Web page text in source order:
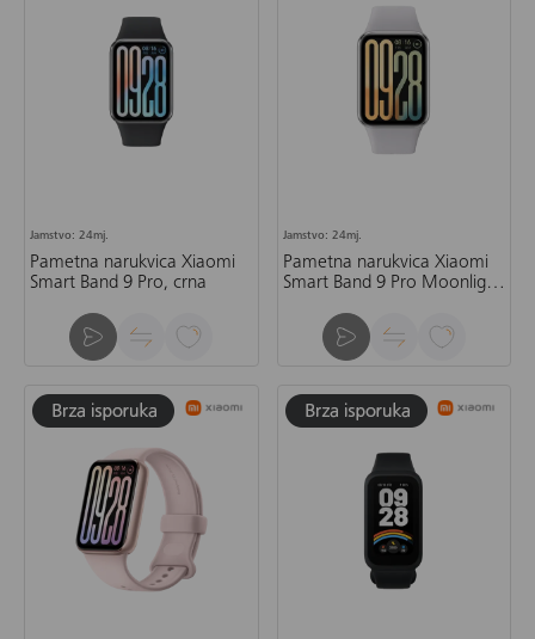
Jamstvo: 24mj.
Pametna narukvica Xiaomi
Smart Band 9 Pro, crna
Jamstvo: 24mj.
Pametna narukvica Xiaomi
Smart Band 9 Pro Moonlight